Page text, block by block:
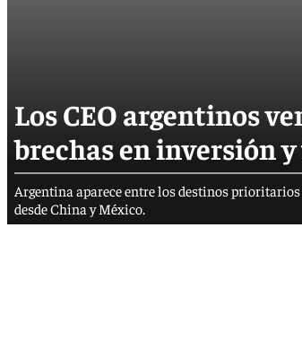
Los CEO argentinos
brechas en inversión
Argentina aparece entre los destinos prioritarios
desde China y México.